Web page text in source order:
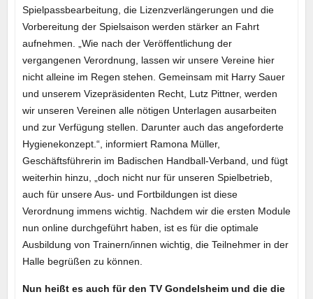
Spielpassbearbeitung, die Lizenzverlängerungen und die
Vorbereitung der Spielsaison werden stärker an Fahrt
aufnehmen. „Wie nach der Veröffentlichung der
vergangenen Verordnung, lassen wir unsere Vereine hier
nicht alleine im Regen stehen. Gemeinsam mit Harry Sauer
und unserem Vizepräsidenten Recht, Lutz Pittner, werden
wir unseren Vereinen alle nötigen Unterlagen ausarbeiten
und zur Verfügung stellen. Darunter auch das angeforderte
Hygienekonzept.“, informiert Ramona Müller,
Geschäftsführerin im Badischen Handball-Verband, und fügt
weiterhin hinzu, „doch nicht nur für unseren Spielbetrieb,
auch für unsere Aus- und Fortbildungen ist diese
Verordnung immens wichtig. Nachdem wir die ersten Module
nun online durchgeführt haben, ist es für die optimale
Ausbildung von Trainern/innen wichtig, die Teilnehmer in der
Halle begrüßen zu können.
Nun heißt es auch für den TV Gondelsheim und die die